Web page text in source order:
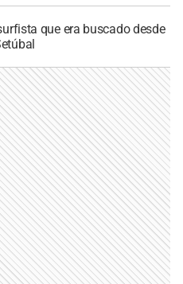
que era buscado desde